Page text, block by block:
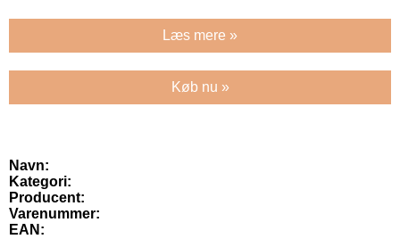
Læs mere »
Køb nu »
Navn:
Kategori:
Producent:
Varenummer:
EAN: